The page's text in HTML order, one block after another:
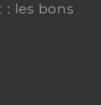
les bons